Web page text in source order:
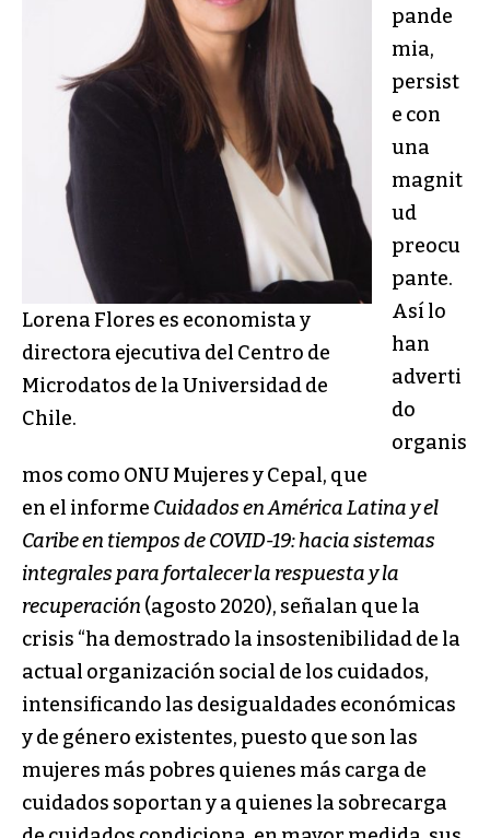
Lorena Flores es economista y
directora ejecutiva del Centro de
Microdatos de la Universidad de
Chile.
pande
mia,
persist
e con
una
magnit
ud
preocu
pante.
Así lo
han
adverti
do
organis
mos como ONU Mujeres y Cepal, que
en el informe Cuidados en América Latina y el
Caribe en tiempos de COVID-19:hacia sistemas
integrales para fortalecer la respuesta y la
recuperación (agosto 2020), señalan que la
crisis “ha demostrado la insostenibilidad de la
actual organización social de los cuidados,
intensificando las desigualdades económicas
y de género existentes, puesto que son las
mujeres más pobres quienes más carga de
cuidados soportan y a quienes la sobrecarga